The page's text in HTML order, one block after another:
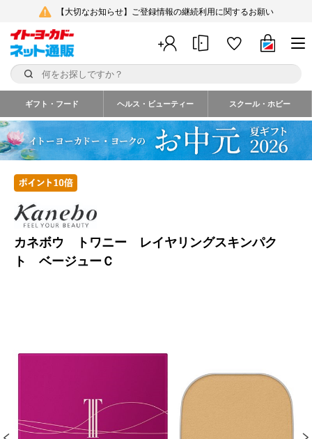
【大切なお知らせ】ご登録情報の継続利用に関するお願い
ギフト・フード ヘルス・ビューティー スクール・ホビー
カネボウ トワニー レイヤリングスキンパク
ト ベージューＣ